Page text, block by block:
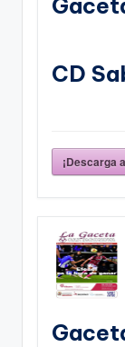
CD
¡Descarga